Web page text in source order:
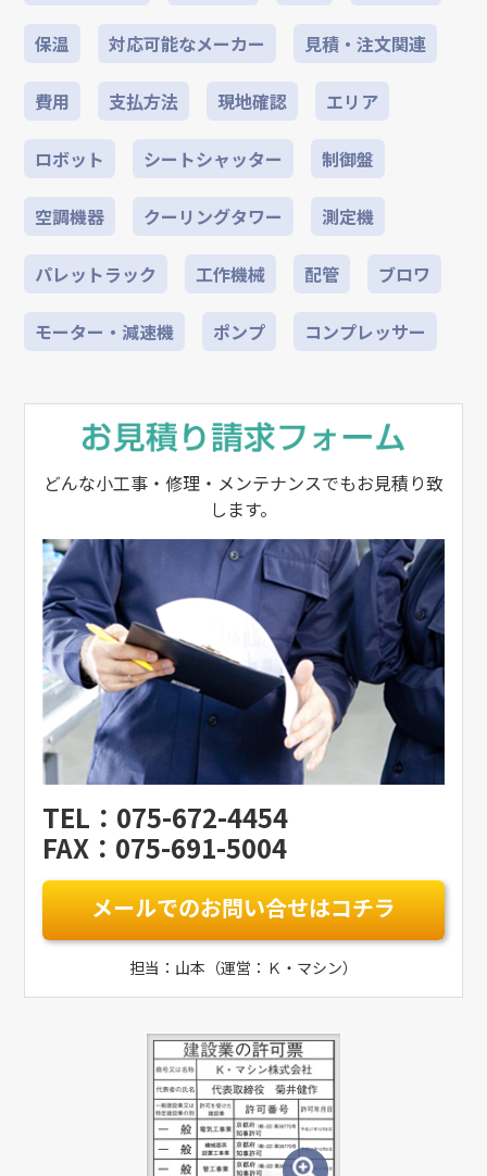
保温 対応可能なメーカー 見積・注文関連
費用 支払方法 現地確認 エリア
ロボット シートシャッター 制御盤
空調機器 クーリングタワー 測定機
パレットラック 工作機械 配管 ブロワ
モーター・減速機 ポンプ コンプレッサー
どんな小工事・修理・メンテナンスでもお見積り致
します。
TEL：075-672-4454
FAX：075-691-5004
メールでのお問い合せはコチラ
担当：山本（運営：Ｋ・マシン）